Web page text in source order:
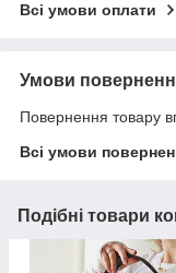
Всі умови оплати
Умови
Повернення товару
Всі умови
Подібні товари